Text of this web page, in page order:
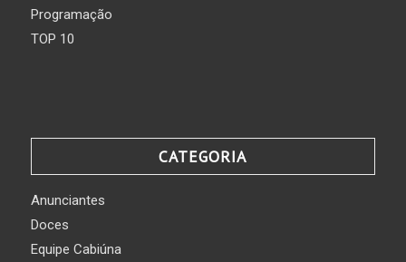
Programação
TOP 10
CATEGORIA
Anunciantes
Doces
Equipe Cabiúna